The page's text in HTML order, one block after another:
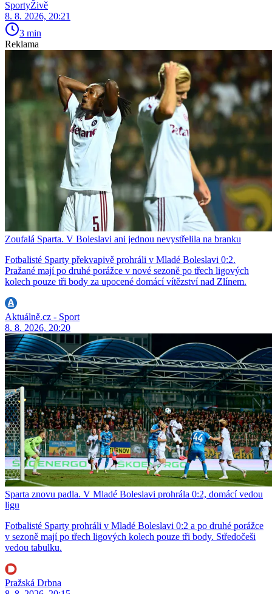
SportyŽivě
8. 8. 2026, 20:21
3 min
Reklama
Zoufalá Sparta. V Boleslavi ani jednou nevystřelila na branku
Fotbalisté Sparty překvapivě prohráli v Mladé Boleslavi 0:2.
Pražané mají po druhé porážce v nové sezoně po třech ligových
kolech pouze tři body za upocené domácí vítězství nad Zlínem.
Aktuálně.cz - Sport
8. 8. 2026, 20:20
Sparta znovu padla. V Mladé Boleslavi prohrála 0:2, domácí vedou
ligu
Fotbalisté Sparty prohráli v Mladé Boleslavi 0:2 a po druhé porážce
v sezoně mají po třech ligových kolech pouze tři body. Středočeši
vedou tabulku.
Pražská Drbna